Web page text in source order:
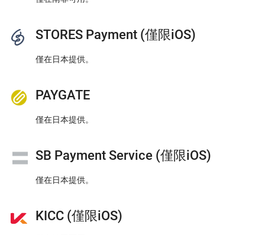
STORES Payment (僅限iOS)
僅在日本提供。
PAYGATE
僅在日本提供。
SB Payment Service (僅限iOS)
僅在日本提供。
KICC (僅限iOS)